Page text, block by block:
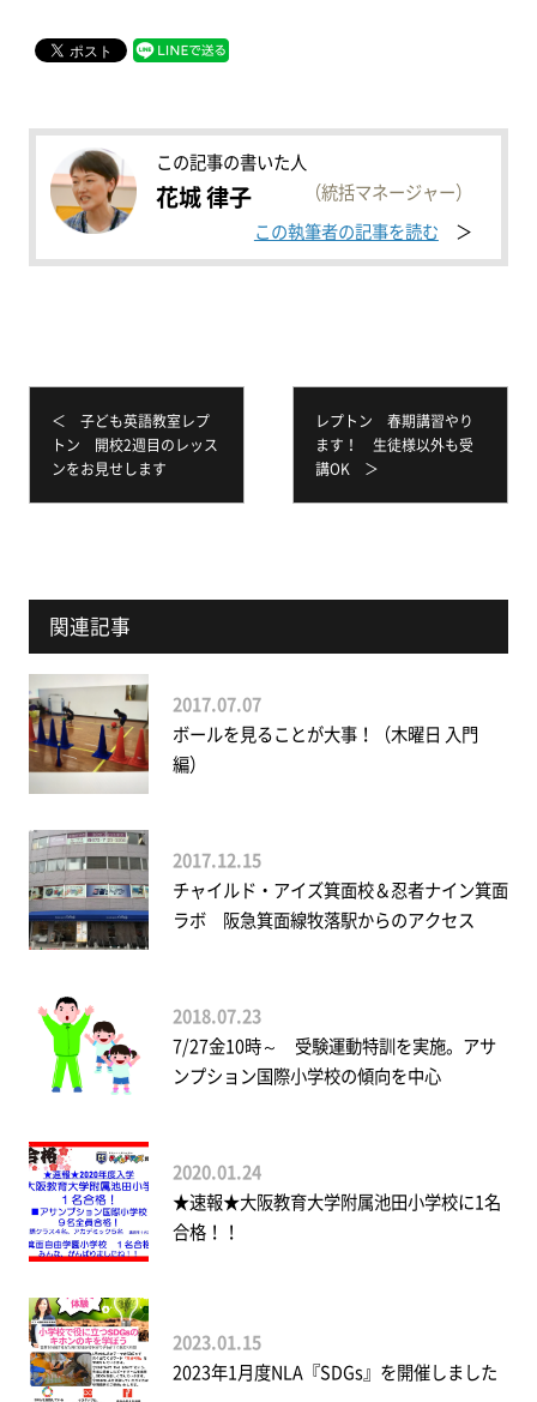
この記事の書いた人
花城 律子
（統括マネージャー）
この執筆者の記事を読む
＜ 子ども英語教室レプ
トン 開校2週目のレッス
ンをお見せします
レプトン 春期講習やり
ます！ 生徒様以外も受
講OK ＞
関連記事
2017.07.07
ボールを見ることが大事！（木曜日 入門
編）
2017.12.15
チャイルド・アイズ箕面校＆忍者ナイン箕面
ラボ 阪急箕面線牧落駅からのアクセス
2018.07.23
7/27金10時～ 受験運動特訓を実施。アサ
ンプション国際小学校の傾向を中心
2020.01.24
★速報★大阪教育大学附属池田小学校に1名
合格！！
2023.01.15
2023年1月度NLA『SDGs』を開催しました